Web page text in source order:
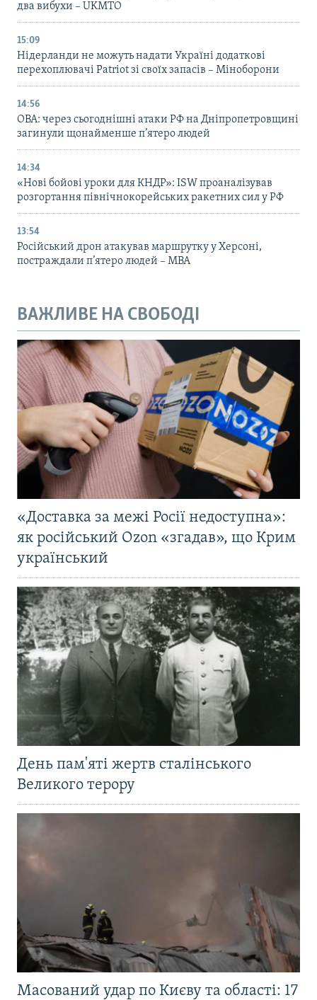
два вибухи – UKMTO
15:09
Нідерланди не можуть надати Україні додаткові
перехоплювачі Patriot зі своїх запасів – Міноборони
14:56
ОВА: через сьогоднішні атаки РФ на Дніпропетровщині
загинули щонайменше п’ятеро людей
14:34
«Нові бойові уроки для КНДР»: ISW проаналізував
розгортання північнокорейських ракетних сил у РФ
13:54
Російський дрон атакував маршрутку у Херсоні,
постраждали п’ятеро людей – МВА
ВАЖЛИВЕ НА СВОБОДІ
«Доставка за межі Росії недоступна»:
як російський Ozon «згадав», що Крим
український
День пам'яті жертв сталінського
Великого терору
Масований удар по Києву та області: 17